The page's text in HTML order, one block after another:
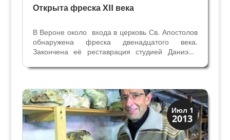
Открыта фреска XII века
В Вероне около входа в церковь Св. Апостолов
обнаружена фреска двенадцатого века.
Закончена её реставрация студией Даниэлы
справа от бокового входа в церковь предстала
школы....
Июл 1
2013
История
Открытия